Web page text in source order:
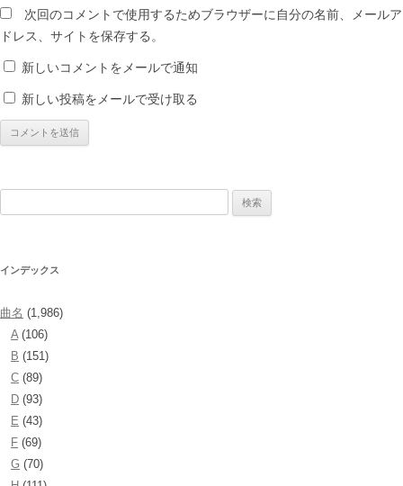
次回のコメントで使用するためブラウザーに自分の名前、メールア
ドレス、サイトを保存する。
新しいコメントをメールで通知
新しい投稿をメールで受け取る
インデックス
曲名 (1,986)
A(106)
B (151)
C (89)
D (93)
E (43)
F (69)
G (70)